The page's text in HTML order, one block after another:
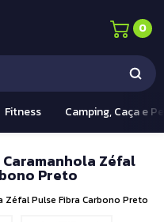
0
Fitness Camping, Caça e
Zéfal
Preto